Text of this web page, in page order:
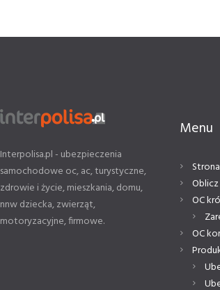
Interpolisa.pl - ubezpieczenia
samochodowe oc, ac, turystyczne,
zdrowie i życie, mieszkania, domu,
nnw dziecka, zwierząt,
motoryzacyjne, firmowe.
Menu
OC
OC